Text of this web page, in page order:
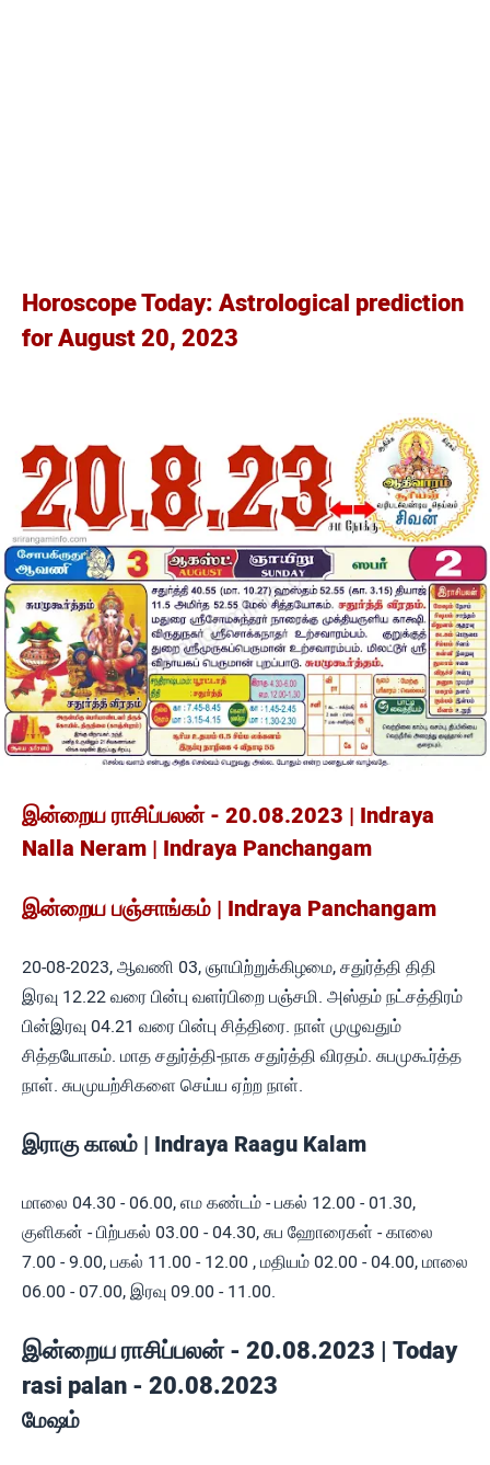
Horoscope Today: Astrological prediction
for August 20, 2023
இன்றைய ராசிப்பலன் - 20.08.2023 | Indraya
Nalla Neram | Indraya Panchangam
இன்றைய பஞ்சாங்கம் | Indraya Panchangam
20-08-2023, ஆவணி 03, ஞாயிற்றுக்கிழமை, சதுர்த்தி திதி
இரவு 12.22 வரை பின்பு வளர்பிறை பஞ்சமி. அஸ்தம் நட்சத்திரம்
பின்இரவு 04.21 வரை பின்பு சித்திரை. நாள் முழுவதும்
சித்தயோகம். மாத சதுர்த்தி-நாக சதுர்த்தி விரதம். சுபமுகூர்த்த
நாள். சுபமுயற்சிகளை செய்ய ஏற்ற நாள்.
இராகு காலம் | Indraya Raagu Kalam
மாலை 04.30 - 06.00, எம கண்டம் - பகல் 12.00 - 01.30,
குளிகன் - பிற்பகல் 03.00 - 04.30, சுப ஹோரைகள் - காலை
7.00 - 9.00, பகல் 11.00 - 12.00 , மதியம் 02.00 - 04.00, மாலை
06.00 - 07.00, இரவு 09.00 - 11.00.
இன்றைய ராசிப்பலன் - 20.08.2023 | Today
rasi palan - 20.08.2023
மேஷம்